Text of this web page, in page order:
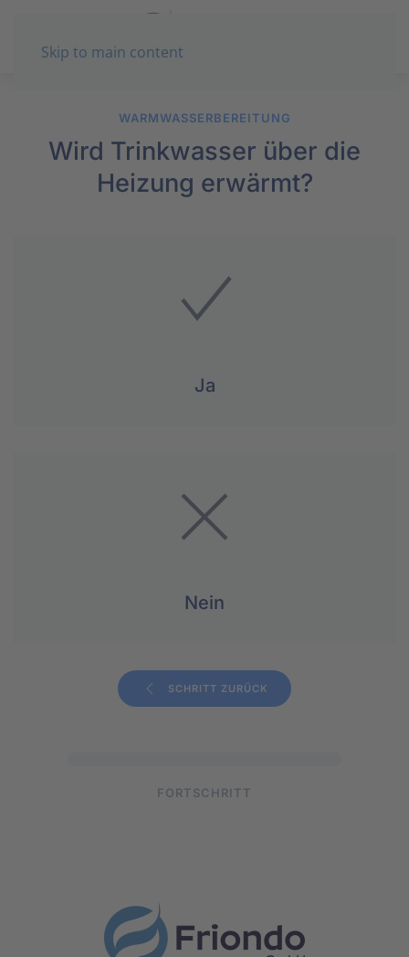
Skip to main content
WARMWASSERBEREITUNG
Wird Trinkwasser über die
Heizung erwärmt?
Ja
Nein
SCHRITT ZURÜCK
FORTSCHRITT